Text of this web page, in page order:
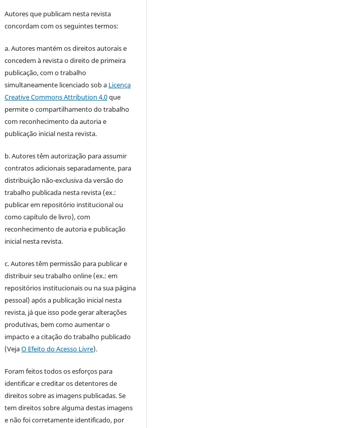
Autores que publicam nesta revista
concordam com os seguintes termos:
a. Autores mantém os direitos autorais e
concedem à revista o direito de primeira
publicação, com o trabalho
simultaneamente licenciado sob a Licença
Creative Commons Attribution 4.0que
permite o compartilhamento do trabalho
com reconhecimento da autoria e
publicação inicial nesta revista.
b. Autores têm autorização para assumir
contratos adicionais separadamente, para
distribuição não-exclusiva da versão do
trabalho publicada nesta revista (ex.:
publicar em repositório institucional ou
como capítulo de livro), com
reconhecimento de autoria e publicação
inicial nesta revista.
c. Autores têm permissão para publicar e
distribuir seu trabalho online (ex.: em
repositórios institucionais ou na sua página
pessoal) após a publicação inicial nesta
revista, já que isso pode gerar alterações
produtivas, bem como aumentar o
impacto e a citação do trabalho publicado
(VejaO Efeito do Acesso Livre).
Foram feitos todos os esforços para
identificar e creditar os detentores de
direitos sobre as imagens publicadas. Se
tem direitos sobre alguma destas imagens
e não foi corretamente identificado, por